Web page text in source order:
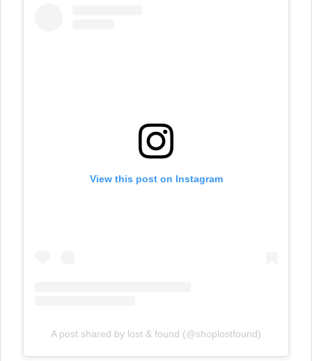
View this post on Instagram
A post shared by lost & found (@shoplostfound)